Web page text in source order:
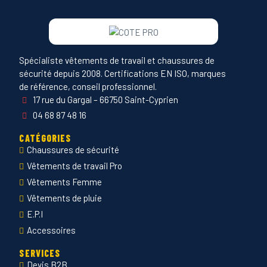
Spécialiste vêtements de travail et chaussures de
sécurité depuis 2008. Certifications EN ISO, marques
de référence, conseil professionnel.
17 rue du Gargal – 66750 Saint-Cyprien
04 68 87 48 16
CATÉGORIES
Chaussures de sécurité
Vêtements de travail Pro
Vêtements Femme
Vêtements de pluie
E.P.I
Accessoires
SERVICES
Devis B2B